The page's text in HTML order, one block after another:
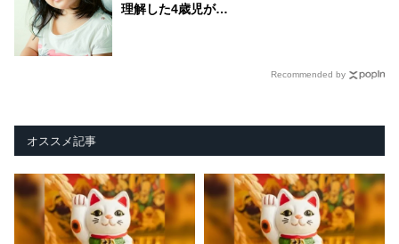
理解した4歳児が…
Recommended by
オススメ記事